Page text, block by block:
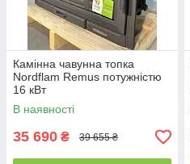
Камінна чавунна топка
Nordflam Remus потужністю
16 кВт
В наявності
35 690 ₴ 39 655 ₴